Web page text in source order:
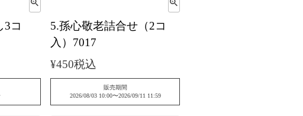
3コ
5.孫心敬老詰合せ（2コ
入）7017
¥450税込
販売期間
2026/08/03 10:00〜2026/09/11 11:59